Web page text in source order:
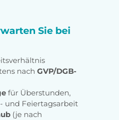
Sie bei
nach GVP/DGB-
für Überstunden,
und Feiertagsarbeit
(je nach